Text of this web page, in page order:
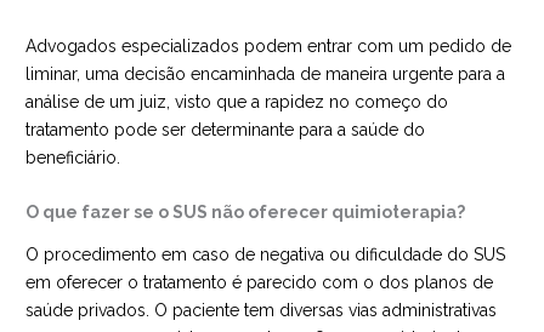
Advogados especializados podem entrar com um pedido de
liminar, uma decisão encaminhada de maneira urgente para a
análise de um juiz, visto que a rapidez no começo do
tratamento pode ser determinante para a saúde do
beneficiário.
O que fazer se o SUS não oferecer quimioterapia?
O procedimento em caso de negativa ou dificuldade do SUS
em oferecer o tratamento é parecido com o dos planos de
saúde privados. O paciente tem diversas vias administrativas